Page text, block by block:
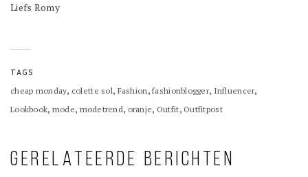
Liefs Romy
TAGS
cheap monday, colette sol, Fashion,fashionblogger, Influencer,
Lookbook, mode, modetrend, oranje, Outfit, Outfitpost
GERELATEERDE BERICHTEN